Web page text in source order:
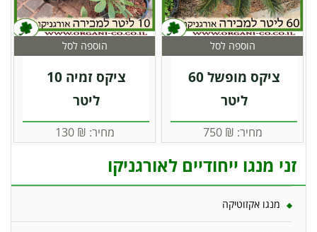
הוספה לסל
ציקס מופשל 60
ליטר
מחיר: ₪
750
הוספה לסל
ציקס זמיה 10
ליטר
מחיר: ₪
130
זני מנגו ייחודיים לאורגניקו
מנגו אקזוטיקה